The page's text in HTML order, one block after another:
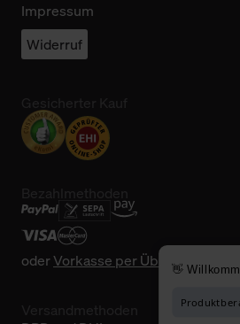
Impressum
Widerruf
oderVorkasse per Überweisung